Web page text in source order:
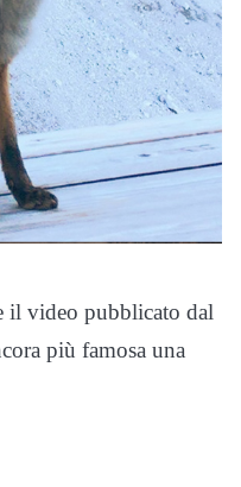
il video pubblicato dal
più famosa una